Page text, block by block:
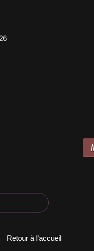
Retour à l'accueil